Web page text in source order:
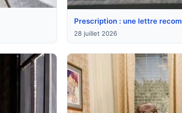
Prescription : une lettre
28 juillet 2026